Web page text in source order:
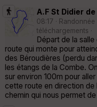
A.F St Didier
08:17 ·
téléchargements ·
Départ de la
route qui monte pour
des Béroudières (perdu
les étangs de la Combe.
sur environ 100m pour
cette route en direction de
chemin qui nous permet